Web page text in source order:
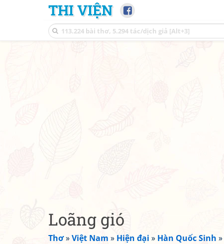
THI VIỆN
Loãng gió
Thơ»Việt Nam » Hiện đại » Hàn Quốc Sinh »